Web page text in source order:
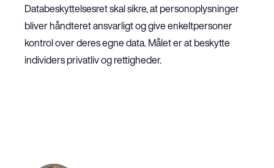
Databeskyttelsesret skal sikre, at personoplysninger
bliver håndteret ansvarligt og give enkeltpersoner
kontrol over deres egne data. Målet er at beskytte
individers privatliv og rettigheder.